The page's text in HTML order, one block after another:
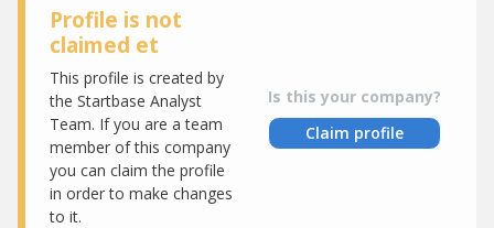
Profile is not
claimed et
This profile is created by
the Startbase Analyst
Team. If you are a team
member of this company
you can claim the profile
in order to make changes
to it.
Is this your company?
Claim profile